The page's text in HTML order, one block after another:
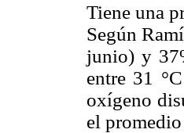
Tiene una
Según
junio) y
entre 31
oxígeno
el